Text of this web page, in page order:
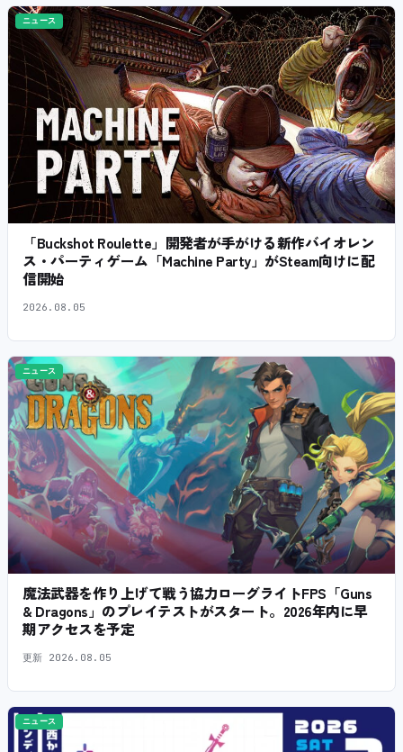
ニュース
「Buckshot Roulette」開発者が手がける新作バイオレン
ス・パーティゲーム「Machine Party」がSteam向けに配
信開始
2026.08.05
ニュース
魔法武器を作り上げて戦う協力ローグライトFPS「Guns
& Dragons」のプレイテストがスタート。2026年内に早
期アクセスを予定
更新 2026.08.05
ニュース